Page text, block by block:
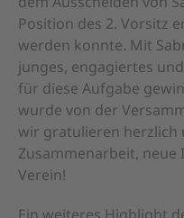
Position des 2. Vorsitz
werden konnte. Mit
junges, engagiertes
für diese Aufgabe
wurde von der
wir gratulieren herzlich
Zusammenarbeit,
Verein!